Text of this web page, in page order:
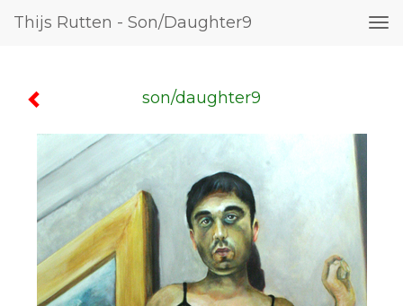
Thijs Rutten - Son/daughter9
son/daughter9